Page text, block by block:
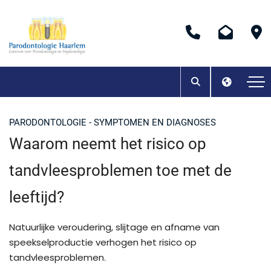
PARODONTOLOGIE - SYMPTOMEN EN DIAGNOSES
Waarom neemt het risico op
tandvleesproblemen toe met de
leeftijd?
Natuurlijke veroudering, slijtage en afname van
speekselproductie verhogen het risico op
tandvleesproblemen.